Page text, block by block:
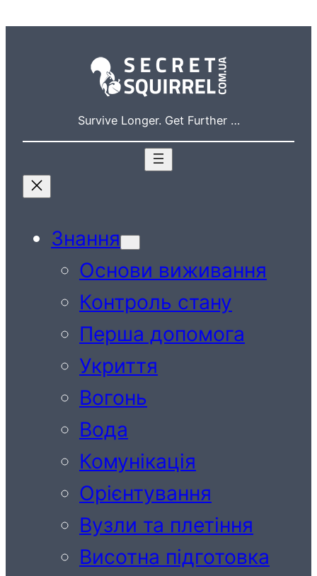
Survive Longer. Get Further …
Знання
Основи виживання
Контроль стану
Перша допомога
Укриття
Вогонь
Вода
Комунікація
Орієнтування
Вузли та плетіння
Висотна підготовка